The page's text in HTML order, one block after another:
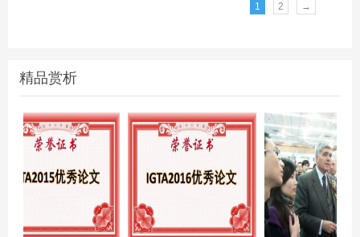
1 2 →
精品赏析